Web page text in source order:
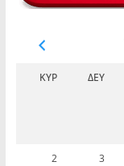
ΚΥΡ ΔΕΥ
2 3